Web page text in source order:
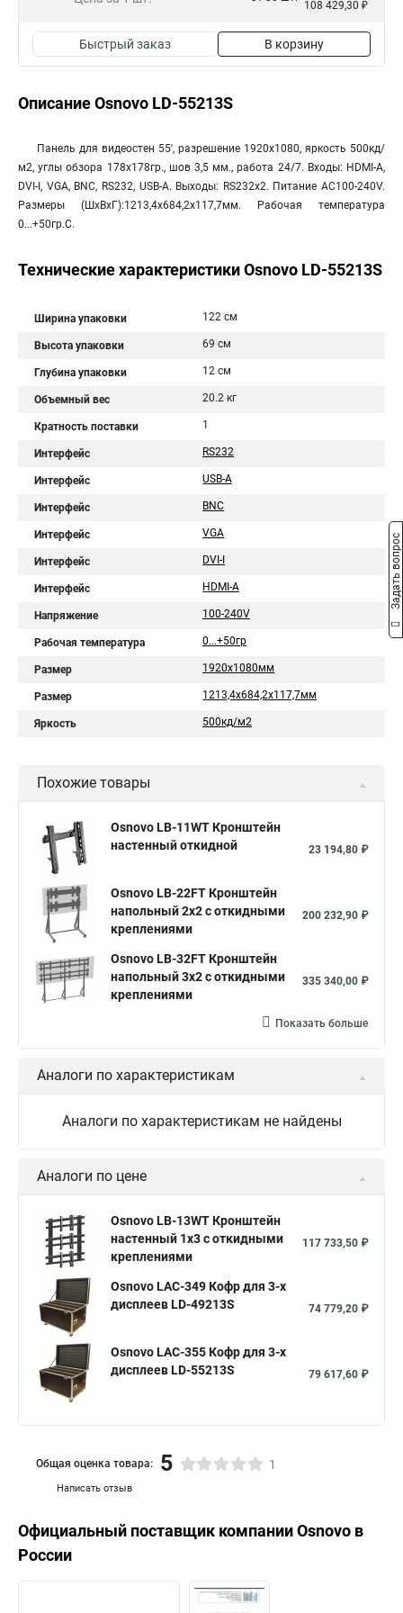
108 429,30 ₽
Быстрый заказ В корзину
Описание Osnovo LD-55213S
Панель для видеостен 55', разрешение 1920x1080, яркость 500кд/
м2, углы обзора 178х178гр., шов 3,5 мм., работа 24/7. Входы: HDMI-A,
DVI-I, VGA, BNC, RS232, USB-A. Выходы: RS232х2. Питание AC100-240V.
Размеры (ШхВхГ):1213,4x684,2x117,7мм. Рабочая температура
0...+50гр.С.
Технические характеристики Osnovo LD-55213S
Ширина упаковки 122 см
Высота упаковки 69 см
Глубина упаковки 12 см
Объемный вес 20.2 кг
Кратность поставки 1
Интерфейс RS232
Интерфейс USB-A
Интерфейс BNC
Интерфейс VGA
Интерфейс DVI-I
Интерфейс HDMI-A
Напряжение 100-240V
Рабочая температура 0...+50гр
Размер 1920x1080мм
Размер 1213,4x684,2x117,7мм
Яркость 500кд/м2
Похожие товары
Osnovo LB-11WT Кронштейн
настенный откидной
23 194,80 ₽
Osnovo LB-22FT Кронштейн
напольный 2х2 с откидными
креплениями
200 232,90 ₽
Osnovo LB-32FT Кронштейн
напольный 3х2 с откидными
креплениями
335 340,00 ₽
Показать больше
Аналоги по характеристикам
Аналоги по характеристикам не найдены
Аналоги по цене
Osnovo LB-13WT Кронштейн
настенный 1х3 с откидными
креплениями
117 733,50 ₽
Osnovo LAC-349 Кофр для 3-х
дисплеев LD-49213S
74 779,20 ₽
Osnovo LAC-355 Кофр для 3-х
дисплеев LD-55213S
79 617,60 ₽
Написать отзыв
Общая оценка товара: 5 1
Официальный поставщик компанииOsnovo в
России
Задать вопрос